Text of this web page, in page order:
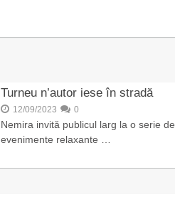
Turneu n’autor iese în stradă
12/09/2023 0
Nemira invită publicul larg la o serie de
evenimente relaxante …